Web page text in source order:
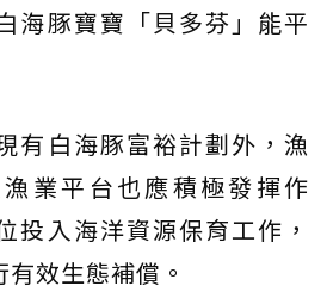
海豚寶寶「貝多芬」能平
有白海豚富裕計劃外，漁
業平台也應積極發揮作
投入海洋資源保育工作，
效生態補償。